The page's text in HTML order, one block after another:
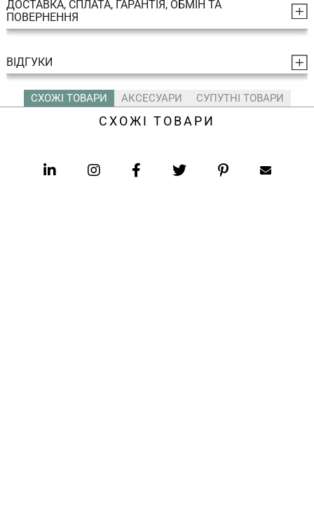
ДОСТАВКА, СПЛАТА, ГАРАНТІЯ, ОБМІН ТА
ПОВЕРНЕННЯ
ВІДГУКИ
СХОЖІ ТОВАРИ АКСЕСУАРИ СУПУТНІ ТОВАРИ
СХОЖІ ТОВАРИ